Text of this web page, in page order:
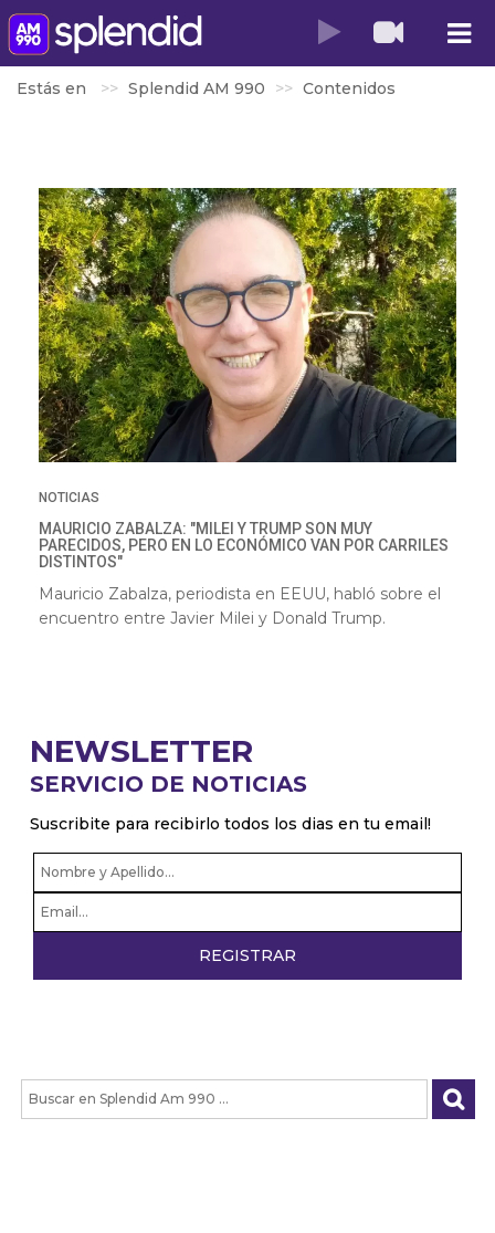
Estás en Splendid AM 990 Contenidos
NOTICIAS
MAURICIO ZABALZA: "MILEI Y TRUMP SON MUY
PARECIDOS, PERO EN LO ECONÓMICO VAN POR CARRILES
DISTINTOS"
Mauricio Zabalza, periodista en EEUU, habló sobre el
encuentro entre Javier Milei y Donald Trump.
NEWSLETTER
SERVICIO DE NOTICIAS
Suscribite para recibirlo todos los dias en tu email!